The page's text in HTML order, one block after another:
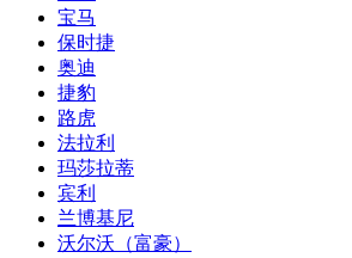
宝马
保时捷
奥迪
捷豹
路虎
法拉利
玛莎拉蒂
宾利
兰博基尼
沃尔沃（富豪）